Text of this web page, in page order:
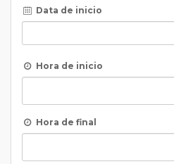
Data de inicio
Hora de inicio
Hora de final